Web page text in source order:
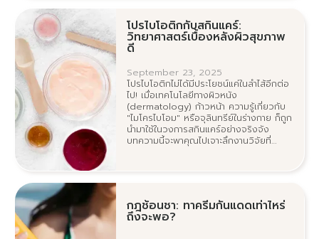
โปรไบโอติกกับสกินแคร์:
วิทยาศาสตร์เบื้องหลังผิวสุขภาพ
ดี
September 23, 2025
โปรไบโอติกไม่ได้มีประโยชน์แค่ในลำไส้อีกต่อ
ไป! เมื่อเทคโนโลยีทางผิวหนัง
(dermatology) ก้าวหน้า ความรู้เกี่ยวกับ
"ไมโครไบโอม" หรือจุลินทรีย์ในร่างกาย ก็ถูก
นำมาใช้ในวงการสกินแคร์อย่างจริงจัง
บทความนี้จะพาคุณไปเจาะลึกงานวิจัยที่
กฎช้อนชา: ทาครีมกันแดดเท่าไหร่
ถึงจะพอ?